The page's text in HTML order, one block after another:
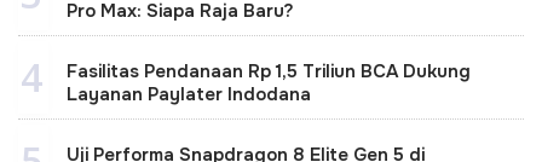
Pro Max: Siapa Raja Baru?
4
Fasilitas Pendanaan Rp 1,5 Triliun BCA Dukung
Layanan Paylater Indodana
Uji Performa Snapdragon 8 Elite Gen 5 di